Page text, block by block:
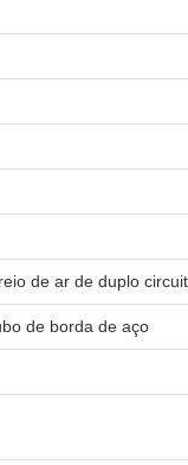
de ar de duplo
de borda de aço